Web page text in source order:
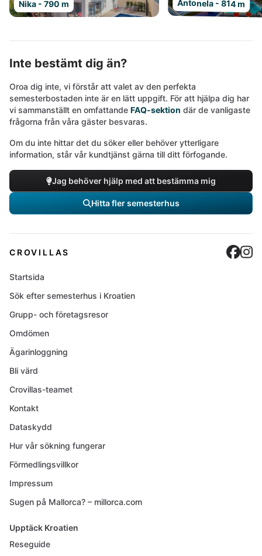
Nika - 790 m Antonela - 814 m
Inte bestämt dig än?
Oroa dig inte, vi förstår att valet av den perfekta
semesterbostaden inte är en lätt uppgift. För att hjälpa dig har
vi sammanställt en omfattande FAQ-sektion där de vanligaste
frågorna från våra gäster besvaras.
Om du inte hittar det du söker eller behöver ytterligare
information, står vår kundtjänst gärna till ditt förfogande.
Jag behöver hjälp med att bestämma mig
Hitta fler semesterhus
CROVILLAS
Startsida
Sök efter semesterhus i Kroatien
Grupp- och företagsresor
Omdömen
Ägarinloggning
Bli värd
Crovillas-teamet
Kontakt
Dataskydd
Hur vår sökning fungerar
Förmedlingsvillkor
Impressum
Sugen på Mallorca? – millorca.com
Upptäck Kroatien
Reseguide